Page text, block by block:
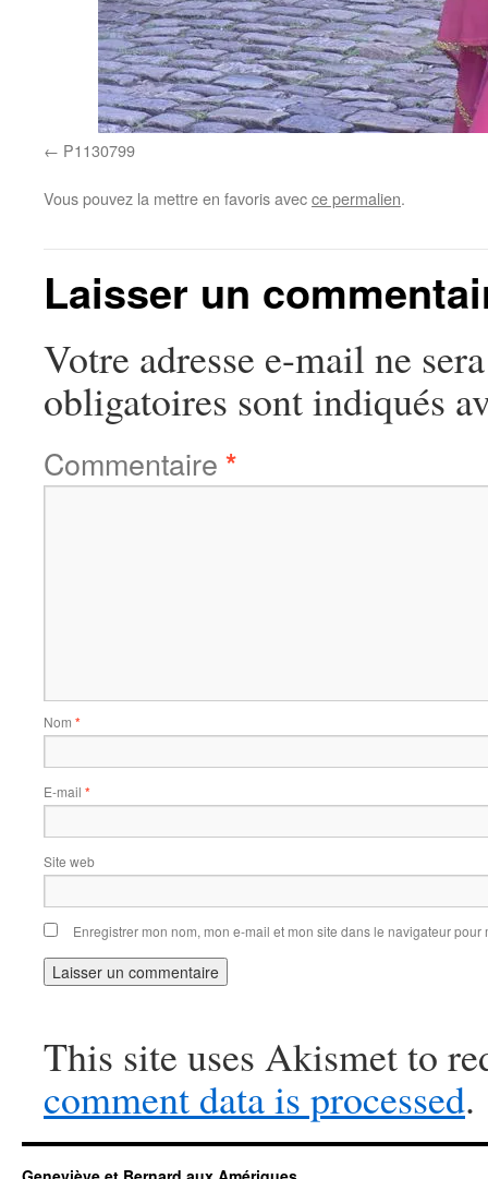
P1130799
Vous pouvez la mettre en favoris avecce permalien.
Laisser un
Votre adresse e-mail ne
obligatoires sont indiqués
Commentaire *
Nom *
E-mail *
Site web
Enregistrer mon nom, mon e-mail et mon site dans le navigateur
This site uses Akismet to
comment data is processed.